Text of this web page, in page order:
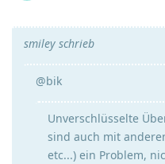
smiley schrieb
@bik
Unverschlüsselte
sind auch mit
etc...) ein Problem,